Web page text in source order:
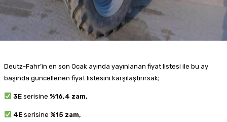
Deutz-Fahr’in en son Ocak ayında yayınlanan fiyat listesi ile bu ay
başında güncellenen fiyat listesini karşılaştırırsak;
3E serisine %16,4 zam,
4E serisine %15 zam,